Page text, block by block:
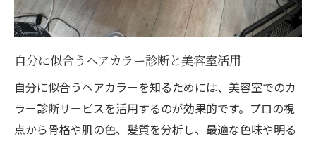
自分に似合うヘアカラー診断と美容室活用
自分に似合うヘアカラーを知るためには、美容室でのカ
ラー診断サービスを活用するのが効果的です。プロの視
点から骨格や肌の色、髪質を分析し、最適な色味や明る